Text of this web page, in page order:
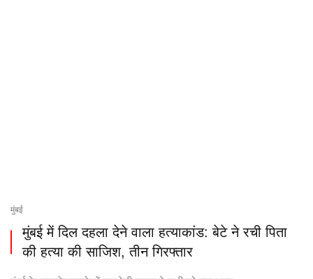
मुंबई
मुंबई में दिल दहला देने वाला हत्याकांड: बेटे ने रची पिता
की हत्या की साजिश, तीन गिरफ्तार